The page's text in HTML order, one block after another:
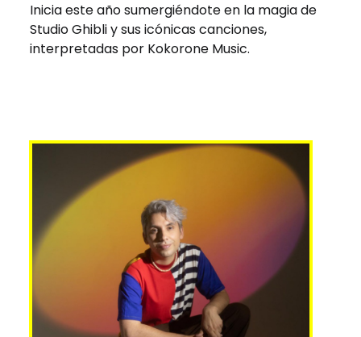
Inicia este año sumergiéndote en la magia de
Studio Ghibli y sus icónicas canciones,
interpretadas por Kokorone Music.